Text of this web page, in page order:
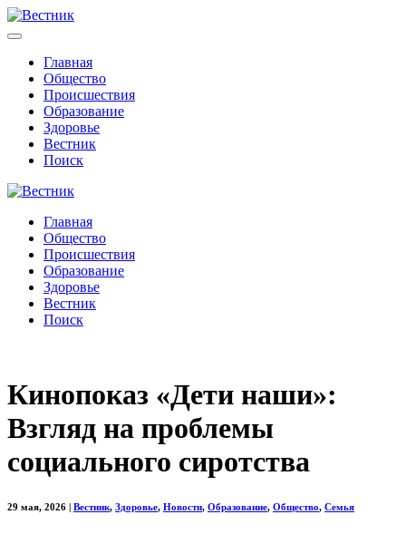
Главная
Общество
Происшествия
Образование
Здоровье
Вестник
Поиск
Главная
Общество
Происшествия
Образование
Здоровье
Вестник
Поиск
Кинопоказ «Дети наши»:
Взгляд на проблемы
социального сиротства
29 мая, 2026 Вестник, Здоровье, Новости, Образование, Общество, Семья